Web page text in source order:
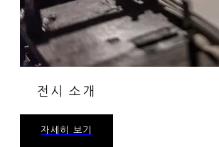
전시 소개
자세히 보기